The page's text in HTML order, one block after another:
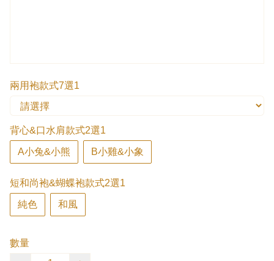
兩用袍款式7選1
背心&口水肩款式2選1
A小兔&小熊 B小雞&小象
短和尚袍&蝴蝶袍款式2選1
純色 和風
數量